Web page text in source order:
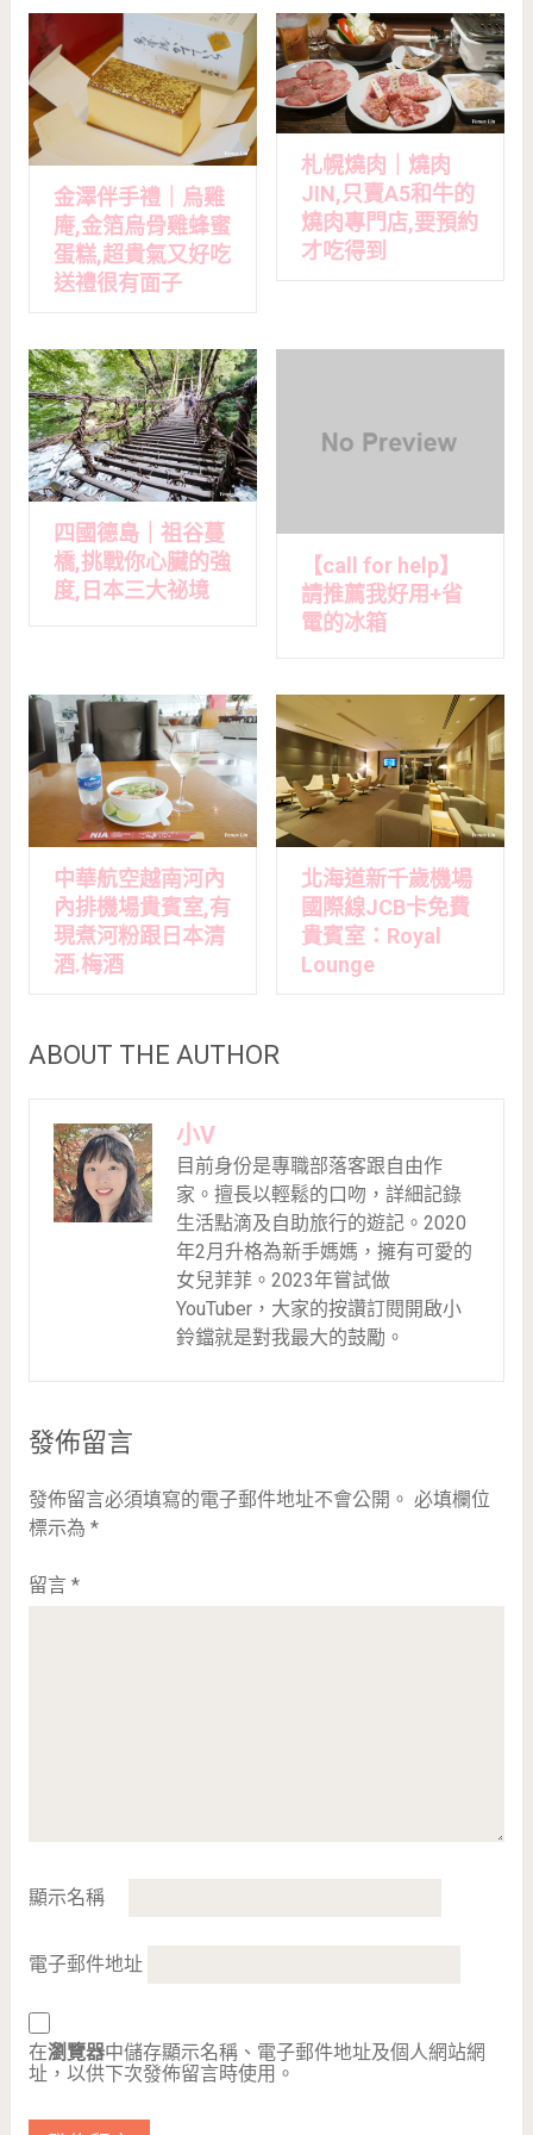
金澤伴手禮｜烏雞
庵,金箔烏骨雞蜂蜜
蛋糕,超貴氣又好吃
送禮很有面子
札幌燒肉｜燒肉
JIN,只賣A5和牛的
燒肉專門店,要預約
才吃得到
四國德島｜祖谷蔓
橋,挑戰你心臟的強
度,日本三大祕境
【call for help】
請推薦我好用+省
電的冰箱
中華航空越南河內
內排機場貴賓室,有
現煮河粉跟日本清
酒.梅酒
北海道新千歲機場
國際線JCB卡免費
貴賓室：Royal
Lounge
ABOUT THE AUTHOR
小V
目前身份是專職部落客跟自由作
家。擅長以輕鬆的口吻，詳細記錄
生活點滴及自助旅行的遊記。2020
年2月升格為新手媽媽，擁有可愛的
女兒菲菲。2023年嘗試做
YouTuber，大家的按讚訂閱開啟小
鈴鐺就是對我最大的鼓勵。
發佈留言
發佈留言必須填寫的電子郵件地址不會公開。 必填欄位
標示為 *
留言 *
顯示名稱
電子郵件地址
在瀏覽器中儲存顯示名稱、電子郵件地址及個人網站網
址，以供下次發佈留言時使用。